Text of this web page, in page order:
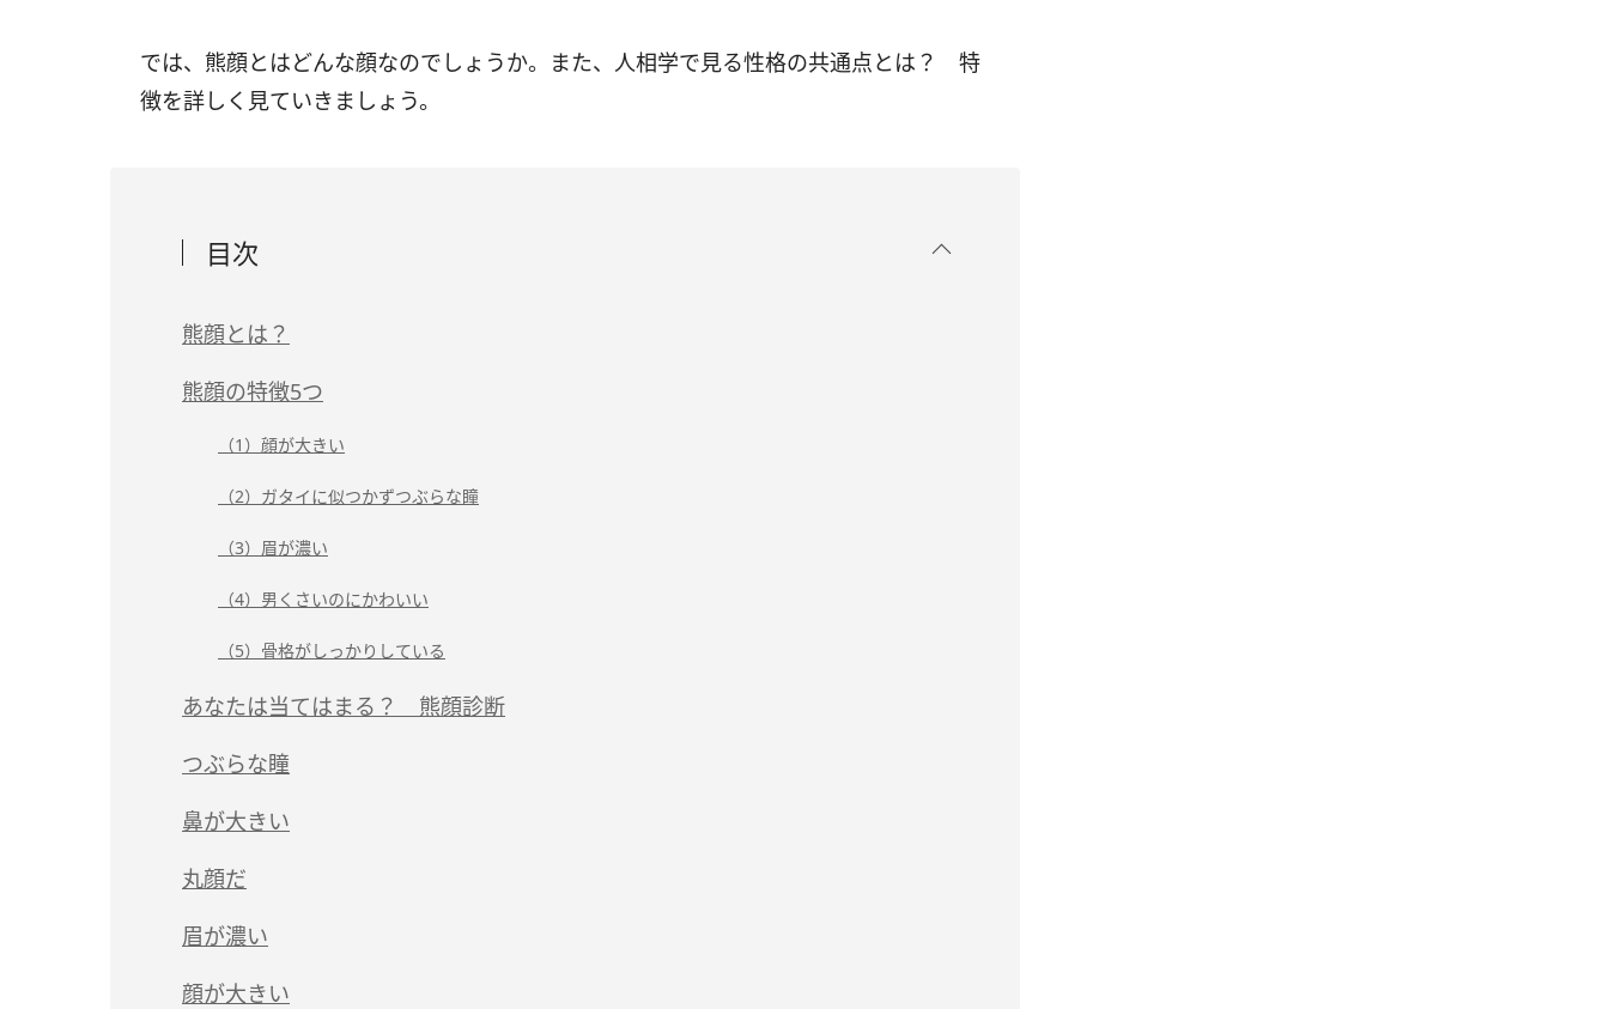
では、熊顔とはどんな顔なのでしょうか。また、人相学で見る性格の共通点とは？ 特
徴を詳しく見ていきましょう。
目次
熊顔とは？
熊顔の特徴5つ
（1）顔が大きい
（2）ガタイに似つかずつぶらな瞳
（3）眉が濃い
（4）男くさいのにかわいい
（5）骨格がしっかりしている
あなたは当てはまる？ 熊顔診断
つぶらな瞳
鼻が大きい
丸顔だ
眉が濃い
顔が大きい